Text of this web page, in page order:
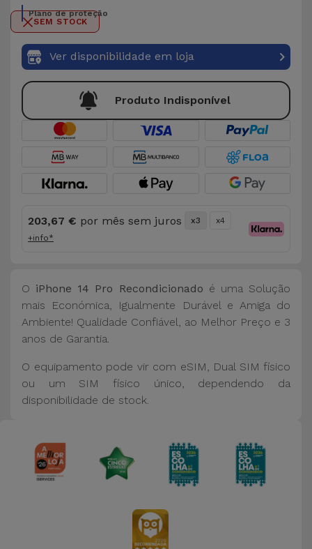
Plano de proteção
SEM STOCK
Ver disponibilidade em loja
Produto Indisponível
203,67 € por mês sem juros x3
x4
+info*
O iPhone 14 Pro Recondicionado é uma Solução
mais Económica, Igualmente Durável e Amiga do
Ambiente! Qualidade Confiável, ao Melhor Preço e 3
anos de Garantia.
O equipamento pode vir com eSIM, Dual SIM físico
ou um SIM físico único, dependendo da
disponibilidade de stock.